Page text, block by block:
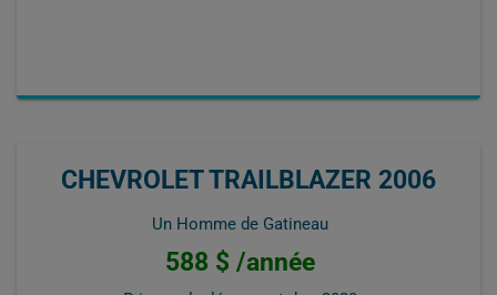
CHEVROLET TRAILBLAZER 2006
Un Homme de Gatineau
588 $ /année